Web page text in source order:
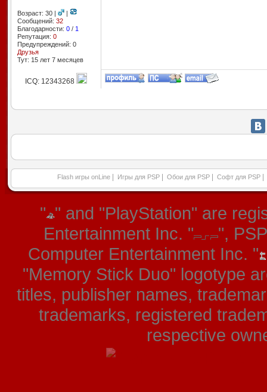
Возраст: 30 |
|
Сообщений: 32
Благодарности: 0/ 1
Репутация: 0
Предупреждений: 0
Друзья
Тут: 15 лет 7 месяцев
ICQ: 12343268
Flash игры onLine Игры для PSP Обои для PSP Софт для PSP
" " and "PlayStation" are
Entertainment Inc. "
",
Computer Entertainment Inc. "
"Memory Stick Duo" logotype
titles, publisher names,
trademarks, registered
respective